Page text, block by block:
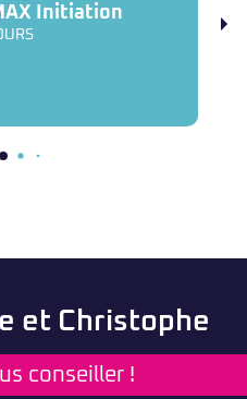
Initiation
et Christophe
conseiller !